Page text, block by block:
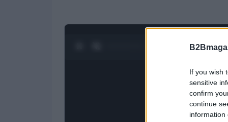
If you wish
sensitive
confirm
continue
information
1/4